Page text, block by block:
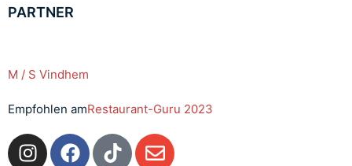
PARTNER
M / S Vindhem
Empfohlen amRestaurant-Guru 2023